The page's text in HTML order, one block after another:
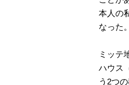
本人の
なった。
ミッテ
ハウス
う2つ